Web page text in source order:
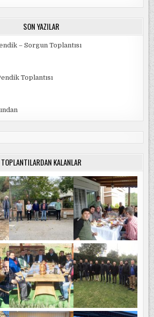
SON YAZILAR
– Sorgun Toplantısı
Toplantısı
TOPLANTILARDAN KALANLAR